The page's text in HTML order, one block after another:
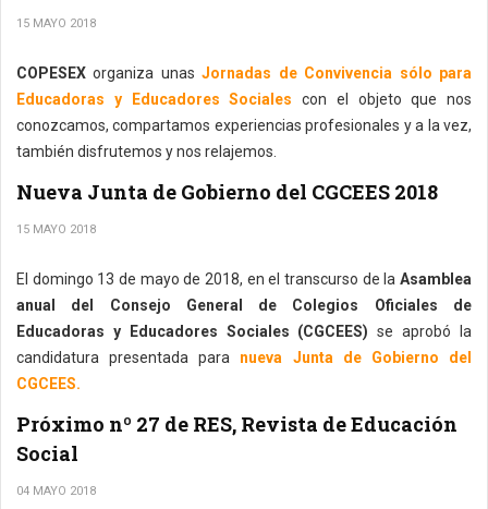
15 MAYO 2018
COPESEXorganiza unasJornadas de Convivencia sólo para
Educadoras y Educadores Sociales
con el objeto que nos
conozcamos, compartamos experiencias profesionales y a la vez,
también disfrutemos y nos relajemos.
Nueva Junta de Gobierno del CGCEES 2018
15 MAYO 2018
El domingo 13 de mayo de 2018, en el transcurso de la Asamblea
anual del Consejo General de Colegios Oficiales de
Educadoras y Educadores Sociales (CGCEES) se aprobó la
candidatura presentada para nueva Junta de Gobierno del
CGCEES.
Próximo nº 27 de RES, Revista de Educación
Social
04 MAYO 2018